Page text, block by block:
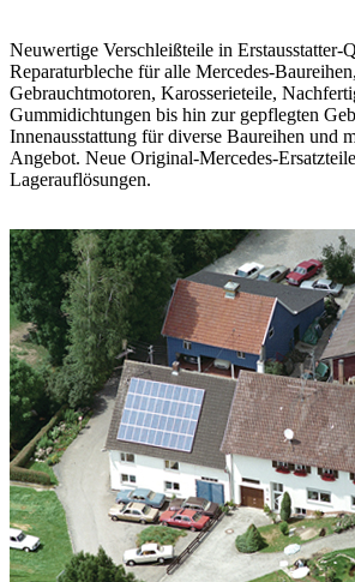
Neuwertige Verschleißteile in Erstausstatter-
Reparaturbleche für alle Mercedes-
Gebrauchtmotoren, Karosserieteile,
Gummidichtungen bis hin zur gepflegten
Innenausstattung für diverse Baureihen und
Angebot. Neue Original-Mercedes-
Lagerauflösungen.